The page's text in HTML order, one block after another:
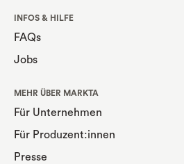
INFOS & HILFE
FAQs
Jobs
MEHR ÜBER MARKTA
Für Unternehmen
Für Produzent:innen
Presse